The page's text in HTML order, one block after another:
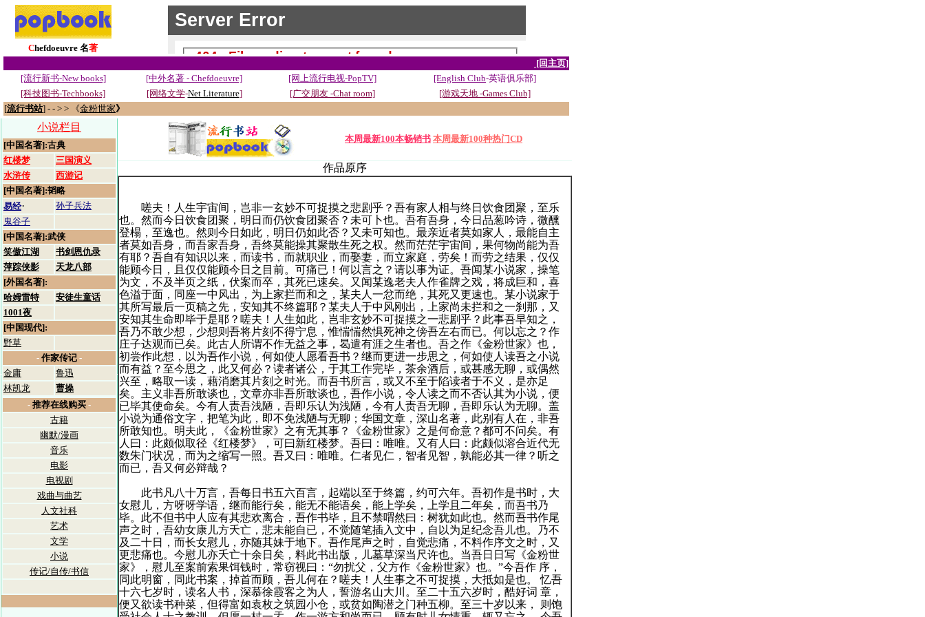
Chefdoeuvre 名著
[回主页]
[流行新书-New books]
[中外名著 - Chefdoeuvre] [网上流行电视-PopTV] [English Club-英语俱乐部]
[科技图书-Techbooks]
[网络文学-Net Literature] [广交朋友 -Chat room]
[游戏天地 -Games Club]
[流行书站] - - > > 《金粉世家》
小说栏目
[中国名著]:古典
红楼梦
三国演义
水浒传
西游记
[中国名著]:韬略
易经·
孙子兵法
鬼谷子
[中国名著]:武侠
笑傲江湖
书剑恩仇录
萍踪侠影
天龙八部
[外国名著]:
哈姆雷特
安徒生童话
1001夜
[中国现代]:
野草
- 作家传记 -
金庸
鲁迅
林凯龙
曹操
- 推荐在线购买 -
古籍
幽默/漫画
音乐
电影
电视剧
戏曲与曲艺
人文社科
艺术
文学
小说
传记/自传/书信
本周最新100本畅销书 本周最新100种热门CD
作品原序
嗟夫！人生宇宙间，岂非一玄妙不可捉摸之悲剧乎？吾有家人相与终日饮食团聚，至乐
也。然而今日饮食团聚，明日而仍饮食团聚否？未可卜也。吾有吾身，今日品葱吟诗，微醺
登榻，至逸也。然则今日如此，明日仍如此否？又未可知也。最亲近者莫如家人，最能自主
者莫如吾身，而吾家吾身，吾终莫能操其聚散生死之权。然而茫茫宇宙间，果何物尚能为吾
有耶？吾自有知识以来，而读书，而就职业，而娶妻，而立家庭，劳矣！而劳之结果，仅仅
能顾今日，且仅仅能顾今日之目前。可痛已！何以言之？请以事为证。吾闻某小说家，操笔
为文，不及半页之纸，伏案而卒，其死已速矣。又闻某逸老夫人作雀牌之戏，将成巨和，喜
色溢于面，同座一中风出，为上家拦而和之，某夫人一忿而绝，其死又更速也。某小说家于
其所写最后一页稿之先，安知其不终篇耶？某夫人于中风刚出，上家尚未拦和之一刹那，又
安知其生命即毕于是耶？嗟夫！人生如此，岂非玄妙不可捉摸之一悲剧乎？此事吾早知之，
吾乃不敢少想，少想则吾将片刻不得宁息，惟惴惴然惧死神之傍吾左右而已。何以忘之？作
庄子达观而已矣。此古人所谓不作无益之事，曷遣有涯之生者也。吾之作《金粉世家》也，
初尝作此想，以为吾作小说，何如使人愿看吾书？继而更进一步思之，何如使人读吾之小说
而有益？至今思之，此又何必？读者诸公，于其工作完毕，茶余酒后，或甚感无聊，或偶然
兴至，略取一读，藉消磨其片刻之时光。而吾书所言，或又不至于陷读者于不义，是亦足
矣。主义非吾所敢谈也，文章亦非吾所敢谈也，吾作小说，令人读之而不否认其为小说，便
已毕其使命矣。今有人责吾浅陋，吾即乐认为浅陋，今有人责吾无聊，吾即乐认为无聊。盖
小说为通俗文字，把笔为此，即不免浅陋与无聊；华国文章，深山名著，此别有人在，非吾
所敢知也。明夫此，《金粉世家》之有无其事？《金粉世家》之是何命意？都可不问矣。有
人曰：此颇似取径《红楼梦》，可曰新红楼梦。吾曰：唯唯。又有人曰：此颇似溶合近代无
数朱门状况，而为之缩写一照。吾又曰：唯唯。仁者见仁，智者见智，孰能必其一律？听之
而已，吾又何必辩哉？
此书凡八十万言，吾每日书五六百言，起端以至于终篇，约可六年。吾初作是书时，大
女慰儿，方呀呀学语，继而能行矣，能无不能语矣，能上学矣，上学且二年矣，而吾书乃
毕。此不但书中人应有其悲欢离合，吾作书毕，且不禁喟然曰：树犹如此也。然而吾书作尾
声之时，吾幼女康儿方夭亡，悲未能自已，不觉随笔插入文中，自以为足纪念吾儿也。乃不
及二十日，而长女慰儿，亦随其妹于地下。吾作尾声之时，自觉悲痛，不料作序文之时，又
更悲痛也。今慰儿亦夭亡十余日矣，料此书出版，儿墓草深当尺许也。当吾日日写《金粉世
家》，慰儿至案前索果饵钱时，常窃视曰：“勿扰父，父方作《金粉世家》也。”今吾作 序，
同此明窗，同此书案，掉首而顾，吾儿何在？嗟夫！人生事之不可捉摸，大抵如是也。 忆吾
十六七岁时，读名人书，深慕徐霞客之为人，誓游名山大川。至二十五六岁时，酷好词 章，
便又欲读书种菜，但得富如袁枚之筑园小仓，或贫如陶潜之门种五柳。至三十岁以来， 则饱